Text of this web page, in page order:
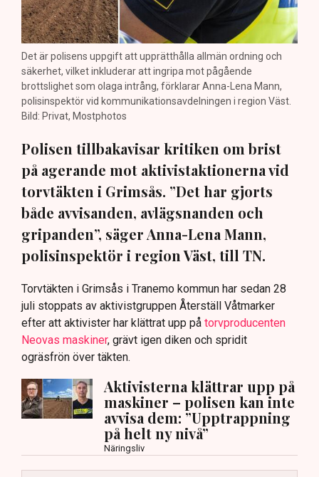
Det är polisens uppgift att upprätthålla allmän ordning och
säkerhet, vilket inkluderar att ingripa mot pågående
brottslighet som olaga intrång, förklarar Anna-Lena Mann,
polisinspektör vid kommunikationsavdelningen i region Väst.
Bild: Privat, Mostphotos
Polisen tillbakavisar kritiken om brist
på agerande mot aktivistaktionerna vid
torvtäkten i Grimsås. ”Det har gjorts
både avvisanden, avlägsnanden och
gripanden”, säger Anna-Lena Mann,
polisinspektör i region Väst, till TN.
Torvtäkten i Grimsås i Tranemo kommun har sedan 28
juli stoppats av aktivistgruppen Återställ Våtmarker
efter att aktivister har klättrat upp på torvproducenten
Neovas maskiner, grävt igen diken och spridit
ogräsfrön över täkten.
Aktivisterna klättrar upp på
maskiner – polisen kan inte
avvisa dem: ”Upptrappning
på helt ny nivå”
Näringsliv